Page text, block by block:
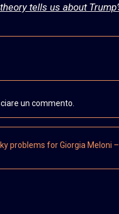
tells us about
un commento.
problems for Giorgia Meloni –